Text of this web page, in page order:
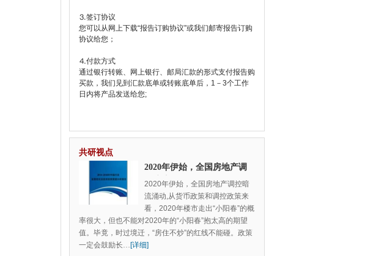
⒊签订协议
您可以从网上下载“报告订购协议”或我们邮寄报告订购
协议给您；
⒋付款方式
通过银行转账、网上银行、邮局汇款的形式支付报告购
买款，我们见到汇款底单或转账底单后，1－3个工作
日内将产品发送给您;
共研视点
2020年伊始，全国房地产调
控暗流涌动
2020年伊始，全国房地产调控暗
流涌动,从货币政策和调控政策来
看，2020年楼市走出“小阳春”的概
率很大，但也不能对2020年的“小阳春”抱太高的期望
值。毕竟，时过境迁，“房住不炒”的红线不能碰。政策
一定会鼓励长…[详细]